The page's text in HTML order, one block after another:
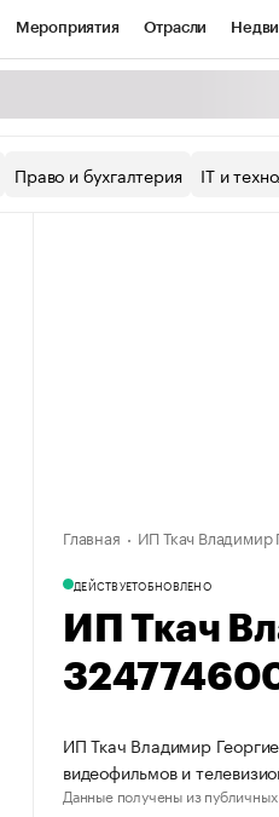
Мероприятия Отрасли
Спецпроекты
Право и бухгалтерия IT и
Главная ИП Ткач Владимир
ДЕЙСТВУЕТОБНОВЛЕНО
ИП Ткач
ИП Ткач Владимир
видеофильмов и
Данные получены из